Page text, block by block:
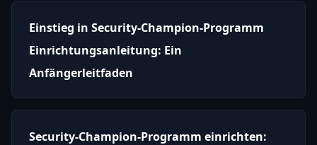
Einstieg in Security-Champion-Programm
Einrichtungsanleitung: Ein
Anfängerleitfaden
Security-Champion-Programm einrichten: